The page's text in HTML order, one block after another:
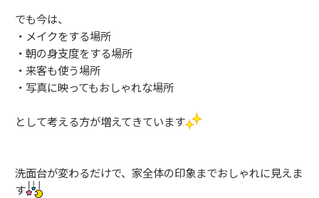
でも今は、
・メイクをする場所
・朝の身支度をする場所
・来客も使う場所
・写真に映ってもおしゃれな場所
として考える方が増えてきています
洗面台が変わるだけで、家全体の印象までおしゃれに見えま
す